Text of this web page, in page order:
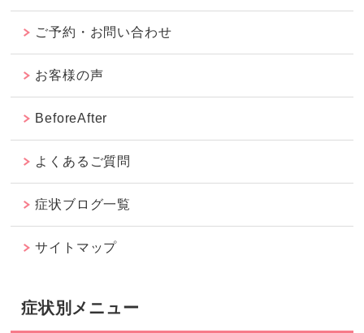
ご予約・お問い合わせ
お客様の声
BeforeAfter
よくあるご質問
症状ブログ一覧
サイトマップ
症状別メニュー